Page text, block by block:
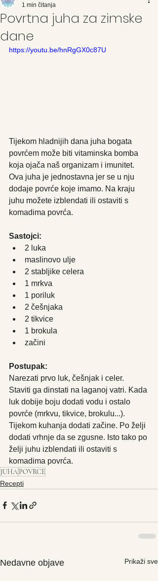
Povrtna juha za zimske
dane
1 min čitanja
https://youtu.be/hnRgGX0c87U
Tijekom hladnijih dana juha bogata
povrćem može biti vitaminska bomba
koja ojača naš organizam i imunitet.
Ova juha je jednostavna jer se u nju
dodaje povrće koje imamo. Na kraju
juhu možete izblendati ili ostaviti s
komadima povrća.
Sastojci:
2 luka
maslinovo ulje
2 stabljike celera
1 mrkva
1 poriluk
2 češnjaka
2 tikvice
1 brokula
začini
Postupak:
Narezati prvo luk, češnjak i celer.
Staviti ga dinstati na laganoj vatri. Kada
luk dobije boju dodati vodu i ostalo
povrće (mrkvu, tikvice, brokulu...).
Tijekom kuhanja dodati začine. Po želji
dodati vrhnje da se zgusne. Isto tako po
želji juhu izblendati ili ostaviti s
komadima povrća.
JUHAPOVRCE
Recepti
Nedavne objave Prikaži sve